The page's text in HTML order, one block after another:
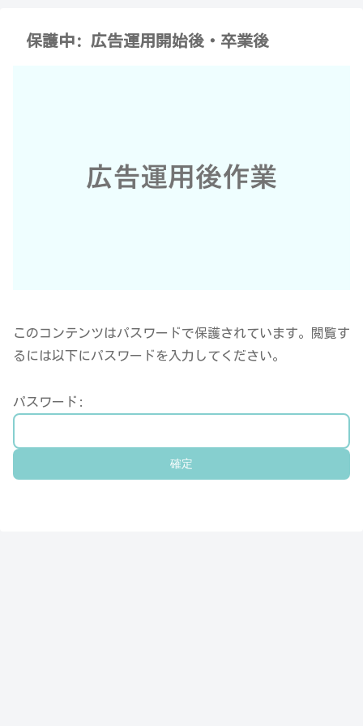
保護中: 広告運用開始後・卒業後
このコンテンツはパスワードで保護されています。閲覧す
るには以下にパスワードを入力してください。
パスワード: